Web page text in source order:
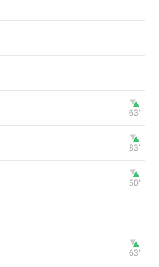
63‎’‎
83‎’‎
50‎’‎
63‎’‎